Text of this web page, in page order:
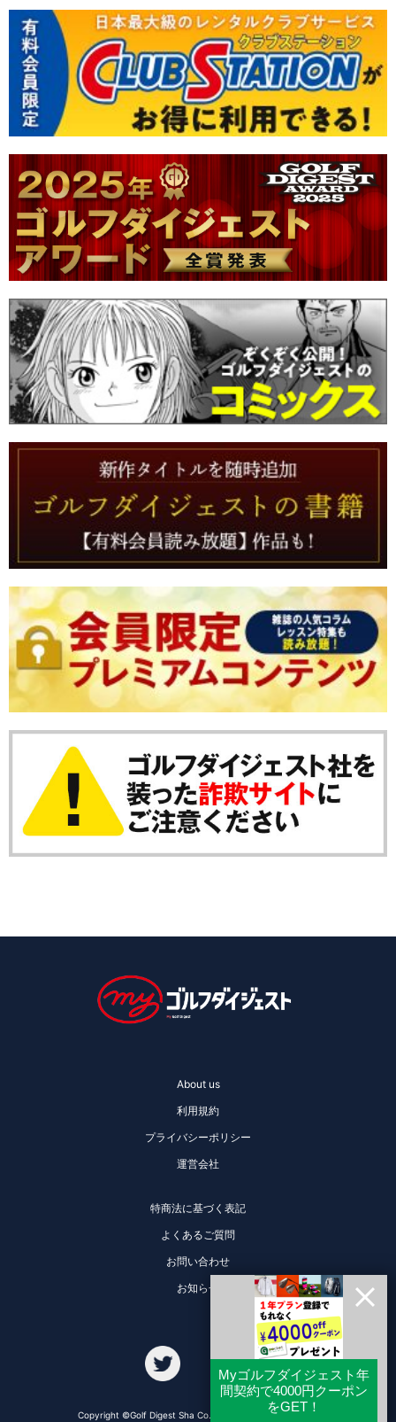
About us
利用規約
プライバシーポリシー
運営会社
特商法に基づく表記
よくあるご質問
お問い合わせ
お知らせ
Copyright ©Golf Digest Sha Co., Ltd. All Rights Reserved.